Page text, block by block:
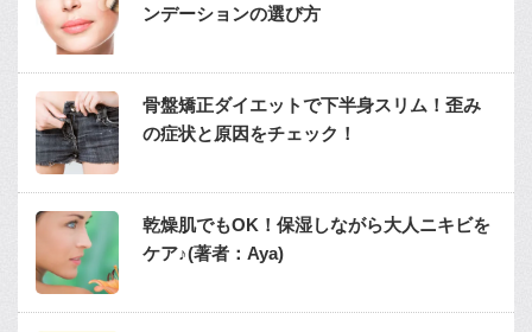
ンデーションの選び方
骨盤矯正ダイエットで下半身スリム！歪み
の症状と原因をチェック！
乾燥肌でもOK！保湿しながら大人ニキビを
ケア♪(著者：Aya)